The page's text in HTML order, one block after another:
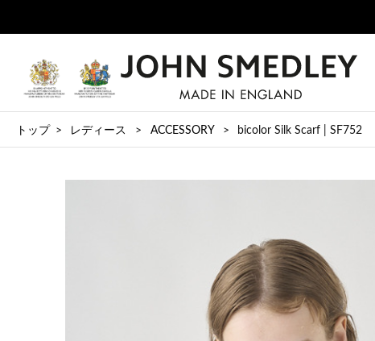
トップ レディース ACCESSORY bicolor Silk Scarf | SF752